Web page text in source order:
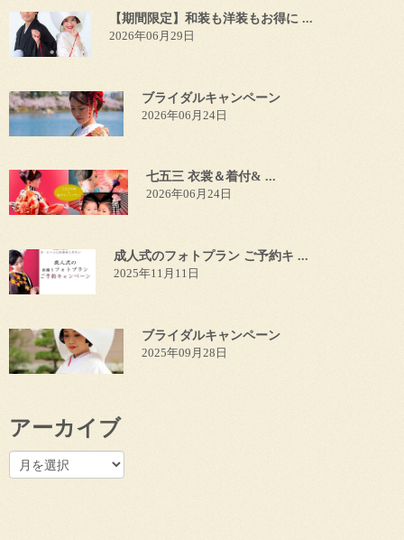
【期間限定】和装も洋装もお得に ...
2026年06月29日
ブライダルキャンペーン
2026年06月24日
七五三 衣裳＆着付& ...
2026年06月24日
成人式のフォトプラン ご予約キ ...
2025年11月11日
ブライダルキャンペーン
2025年09月28日
アーカイブ